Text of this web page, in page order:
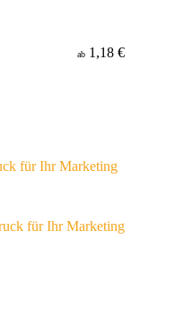
ab 1,18 €
für Ihr Marketing